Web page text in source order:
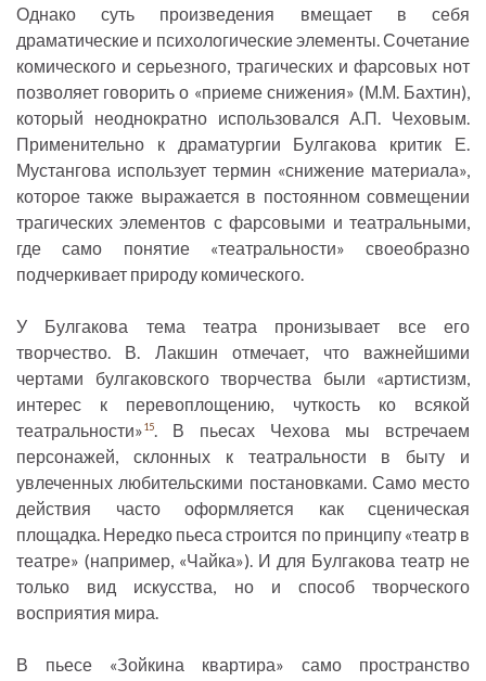
Однако суть произведения вмещает в себя
драматические и психологические элементы. Сочетание
комического и серьезного, трагических и фарсовых нот
позволяет говорить о «приеме снижения» (М.М. Бахтин),
который неоднократно использовался А.П. Чеховым.
Применительно к драматургии Булгакова критик Е.
Мустангова использует термин «снижение материала»,
которое также выражается в постоянном совмещении
трагических элементов с фарсовыми и театральными,
где само понятие «театральности» своеобразно
подчеркивает природу комического.
У Булгакова тема театра пронизывает все его
творчество. В. Лакшин отмечает, что важнейшими
чертами булгаковского творчества были «артистизм,
интерес к перевоплощению, чуткость ко всякой
театральности»15. В пьесах Чехова мы встречаем
персонажей, склонных к театральности в быту и
увлеченных любительскими постановками. Само место
действия часто оформляется как сценическая
площадка. Нередко пьеса строится по принципу «театр в
театре» (например, «Чайка»). И для Булгакова театр не
только вид искусства, но и способ творческого
восприятия мира.
В пьесе «Зойкина квартира» само пространство